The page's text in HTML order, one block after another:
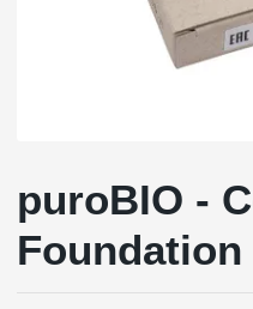
puroBIO -
Foundation